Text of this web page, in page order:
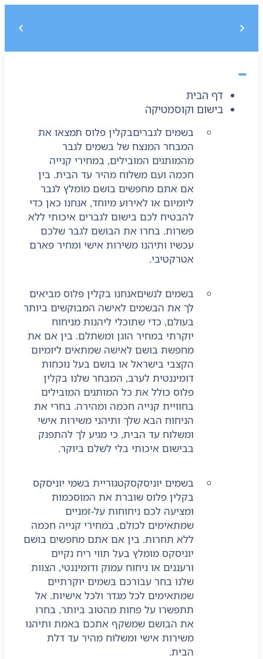
משלוח חינם בקנייה מעל 299 ₪, לא כולל בישום
דף הבית
בישום וקוסמטיקה
בשמים לגבריםבקלין פלוס תמצאו את
המבחר המנצח של בשמים לגבר
מהמותגים המובילים, במחירי קנייה
חכמה ועם משלוח מהיר עד הבית. בין
אם אתם מחפשים בושם מומלץ לגבר
ליומיום או לאירוע מיוחד, אנחנו כאן כדי
להבטיח לכם בישום לגברים איכותי ללא
פשרות. בחרו את הבושם לגבר שלכם
עכשיו ותיהנו משירות אישי ומחיר פארם
אטרקטיבי.
בשמים לנשיםאנחנו בקלין פלוס מביאים
לך את הבשמים לאישה המבוקשים ביותר
בעולם, כדי שתוכלי ליהנות מניחוח
יוקרתי במחיר הוגן ומשתלם. בין אם את
מחפשת בושם לאישה שמתאים ליומיום
הקצבי בישראל או בושם בעל נוכחות
דומיננטית לערב, המבחר שלנו בקלין
פלוס כולל את כל המותגים המובילים
בחוויית קנייה חכמה ומהירה. בחרי את
הניחוח הבא שלך ותיהני משירות אישי
ומשלוח עד הבית, כי מגיע לך להתפנק
בבישום איכותי בלי לשלם ביוקר.
בשמים יוניסקסקטגוריית בשמי יוניסקס
בקלין פלוס שוברת את המוסכמות
ומציעה לכם ניחוחות על-זמניים
שמתאימים לכולם, במחירי קנייה חכמה
ללא תחרות. בין אם אתם מחפשים בושם
יוניסקס מומלץ בעל תווי ריח נקיים
ורעננים או ניחוח עמוק ודומיננטי, הצוות
שלנו בחר עבורכם בשמים יוקרתיים
שמתאימים לכל מגדר ולכל אישיות. אל
תתפשרו על פחות מהטוב ביותר, בחרו
את הבושם שמשקף אתכם באמת ותיהנו
משירות אישי ומשלוח מהיר עד דלת
הבית.